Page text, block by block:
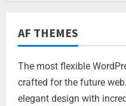
AF THEMES
The most flexible
crafted for the future
elegant design with